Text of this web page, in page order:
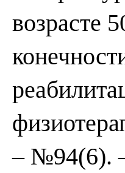
возрасте
– №94(6).